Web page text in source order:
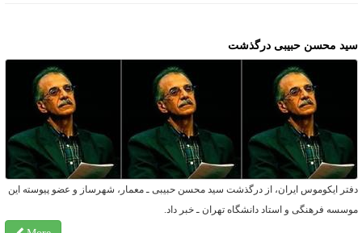
محسن حبیبی درگذشت
ایکوموس ایران، از درگذشت سید محسن حبیبی ـ معمار، شهرساز و عضو پیوسته این
فرهنگی و استاد دانشگاه تهران ـ خبر داد.